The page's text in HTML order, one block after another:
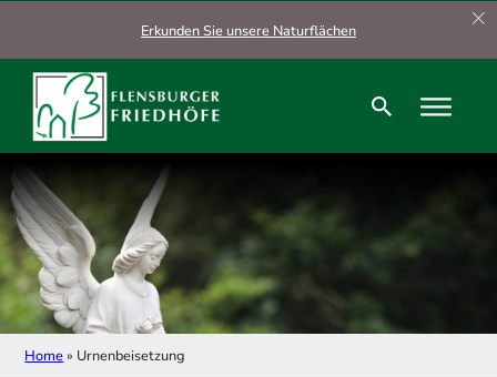
Zum Hauptinhalt springen
Zum Footer springenErkunden Sie unsere Naturflächen
Home» Urnenbeisetzung